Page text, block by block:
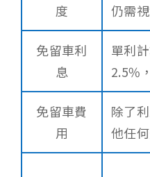
度
仍需
免留車利
息
單利
2.5%
免留車費
用
除了
他任